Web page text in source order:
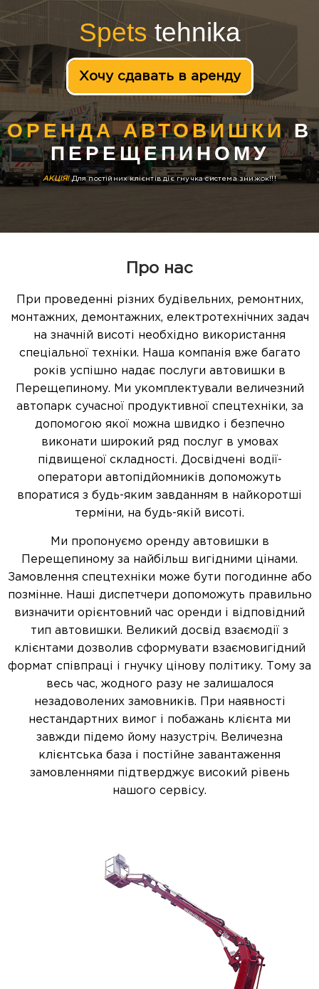
Spetstehnika
Хочу сдавать в аренду
ОРЕНДА АВТОВИШКИВ
ПЕРЕЩЕПИНОМУ
АКЦІЯ!Для постійних клієнтів діє гнучка система знижок!!!
Про нас
При проведенні різних будівельних, ремонтних,
монтажних, демонтажних, електротехнічних задач
на значній висоті необхідно використання
спеціальної техніки. Наша компанія вже багато
років успішно надає послуги автовишки в
Перещепиному. Ми укомплектували величезний
автопарк сучасної продуктивної спецтехніки, за
допомогою якої можна швидко і безпечно
виконати широкий ряд послуг в умовах
підвищеної складності. Досвідчені водії-
оператори автопідйомників допоможуть
впоратися з будь-яким завданням в найкоротші
терміни, на будь-якій висоті.
Ми пропонуємо оренду автовишки в
Перещепиному за найбільш вигідними цінами.
Замовлення спецтехніки може бути погодинне або
позмінне. Наші диспетчери допоможуть правильно
визначити орієнтовний час оренди і відповідний
тип автовишки. Великий досвід взаємодії з
клієнтами дозволив сформувати взаємовигідний
формат співпраці і гнучку цінову політику. Тому за
весь час, жодного разу не залишалося
незадоволених замовників. При наявності
нестандартних вимог і побажань клієнта ми
завжди підемо йому назустріч. Величезна
клієнтська база і постійне завантаження
замовленнями підтверджує високий рівень
нашого сервісу.